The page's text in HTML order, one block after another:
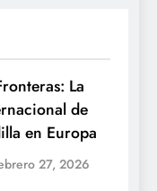
La
de
en Europa
27, 2026